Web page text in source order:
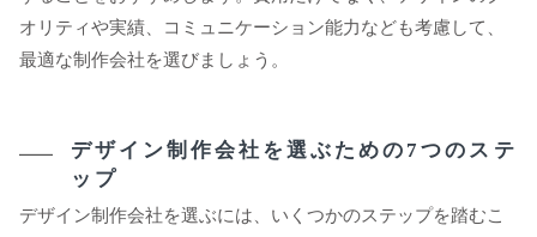
オリティや実績、コミュニケーション能力なども考慮して、
最適な制作会社を選びましょう。
デザイン制作会社を選ぶための7つのステ
ップ
デザイン制作会社を選ぶには、いくつかのステップを踏むこ